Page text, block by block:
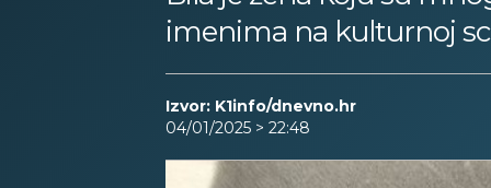
imenima na kulturnoj
Izvor: K1info/dnevno.hr
04/01/2025 > 22:48